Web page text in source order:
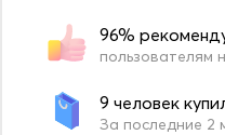
96%
пользователям
9 человек
За последние 2